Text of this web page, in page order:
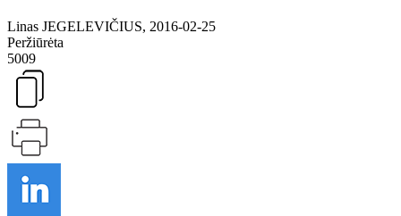
Linas JEGELEVIČIUS, 2016-02-25
Peržiūrėta
5009